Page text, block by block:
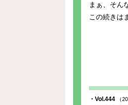
まぁ、そん
この続きは
・Vol.444 （